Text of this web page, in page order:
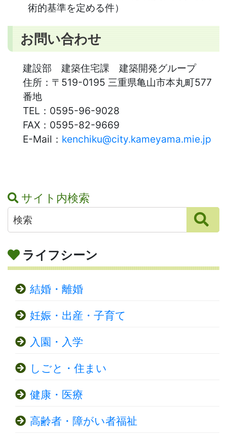
術的基準を定める件）
お問い合わせ
建設部 建築住宅課 建築開発グループ
住所： 〒519-0195 三重県亀山市本丸町577
番地
TEL： 0595-96-9028
FAX： 0595-82-9669
E-Mail： kenchiku@city.kameyama.mie.jp
サイト内検索
ライフシーン
結婚・離婚
妊娠・出産・子育て
入園・入学
しごと・住まい
健康・医療
高齢者・障がい者福祉